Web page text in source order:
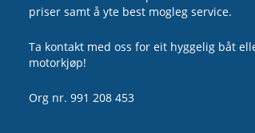
priser samt å yte best mogleg service.
Ta kontakt med oss for eit hyggelig båt
motorkjøp!
Org nr. 991 208 453